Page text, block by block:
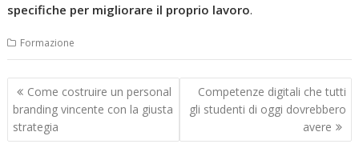
specifiche per migliorare il proprio lavoro.
Formazione
Navigazione
articoli
Come costruire un personal
branding vincente con la giusta
strategia
Competenze digitali che tutti
gli studenti di oggi dovrebbero
avere